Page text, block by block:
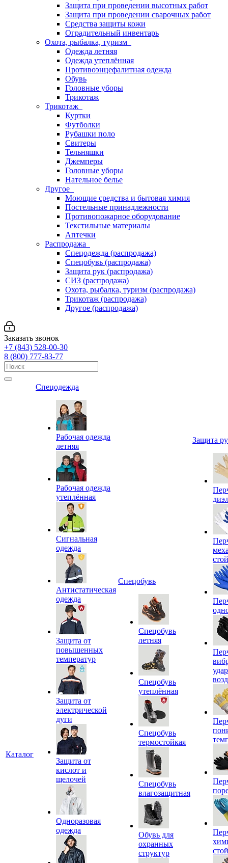
Защита при проведении высотных работ
Защита при проведении сварочных работ
Средства защиты кожи
Оградительный инвентарь
Охота, рыбалка, туризм
Одежда летняя
Одежда утеплённая
Противоэнцефалитная одежда
Обувь
Головные уборы
Трикотаж
Трикотаж
Куртки
Футболки
Рубашки поло
Свитеры
Тельняшки
Джемперы
Головные уборы
Нательное белье
Другое
Моющие средства и бытовая химия
Постельные принадлежности
Противопожарное оборудование
Текстильные материалы
Аптечки
Распродажа
Спецодежда (распродажа)
Спецобувь (распродажа)
Защита рук (распродажа)
СИЗ (распродажа)
Охота, рыбалка, туризм (распродажа)
Трикотаж (распродажа)
Другое (распродажа)
Заказать звонок
+7 (843) 528-00-30
8 (800) 777-83-77
Каталог
Спецодежда
Рабочая одежда
летняя
Рабочая одежда
утеплённая
Сигнальная
одежда
Антистатическая
одежда
Защита от
повышенных
температур
Защита от
электрической
дуги
Защита от
кислот и
щелочей
Одноразовая
одежда
Спецобувь
Спецобувь
летняя
Спецобувь
утеплённая
Спецобувь
термостойкая
Спецобувь
влагозащитная
Обувь для
охранных
структур
Защита